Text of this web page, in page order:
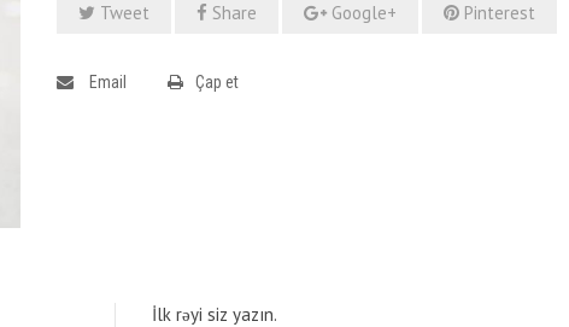
Tweet Share Google+ Pinterest
Email Çap et
İlk rəyi siz yazın.